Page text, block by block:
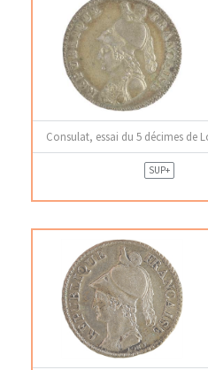
Consulat, essai du 5 décimes de
SUP+